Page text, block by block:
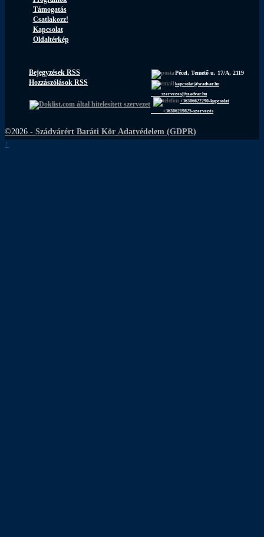
Támogatás
Csatlakozz!
Kapcsolat
Oldaltérkép
Bejegyzések RSS
Hozzászólások RSS
Pécel, Temető u. 17/A, 2119
kapcsolat@szadvar.hu
szervezes@szadvar.hu
+36306622290-kapcsolat
+36306219825-szervezés
©2026 - Szádvárért Baráti Kör Adatvédelem (GDPR)
↑